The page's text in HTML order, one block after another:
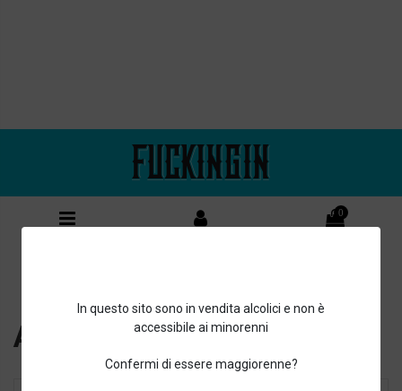
In questo sito sono in vendita alcolici e non è
accessibile ai minorenni
Confermi di essere maggiorenne?
0
Accedi al tuo account